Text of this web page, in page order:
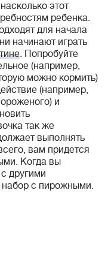
этот
ребенка.
для начала
начинают играть
. Попробуйте
(например,
можно кормить)
(например,
и
так же
выполнять
вам придется
Когда вы
другими
набор с пирожными.